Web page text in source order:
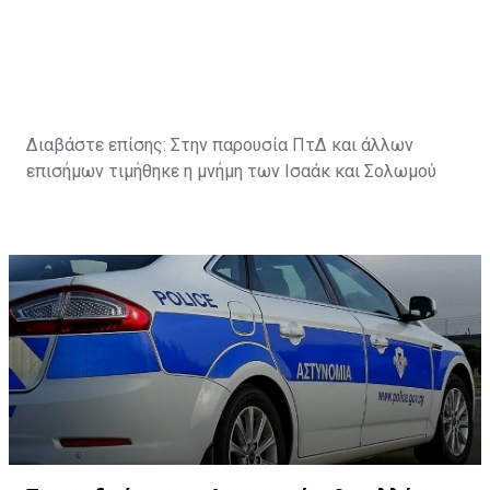
Διαβάστε επίσης: Στην παρουσία ΠτΔ και άλλων
επισήμων τιμήθηκε η μνήμη των Ισαάκ και Σολωμού